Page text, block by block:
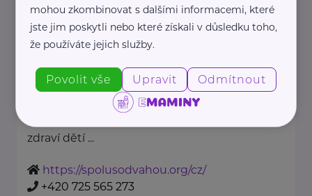
Nadační fond Spolu s odvahou
Nadační fond Spolu s odvahou
je nezisková organizace, jejímž
zdraví dětí ...
https://spolusodvahou.org/cz/
+420 725 565 273
mohou zkombinovat s dalšími informacemi, které
jste jim poskytli nebo které získali v důsledku toho,
že používáte jejich služby.
Povolit vše Upravit Odmítnout